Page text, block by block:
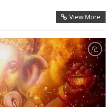
View More